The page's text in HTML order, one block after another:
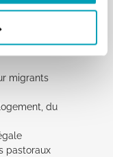
Voici
migrants
du
pastoraux